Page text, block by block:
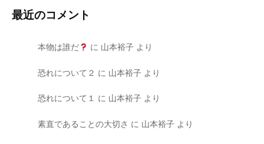
最近のコメント
本物は誰だ に 山本裕子 より
恐れについて２ に 山本裕子より
恐れについて１ に 山本裕子より
素直であることの大切さ に 山本裕子より